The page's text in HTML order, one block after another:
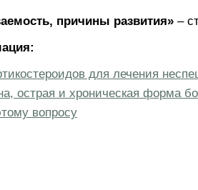
причины развития» –
для лечения
острая и хроническая форма
вопросу